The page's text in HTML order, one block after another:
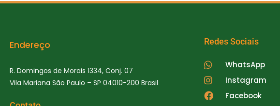
Endereço
R. Domingos de Morais 1334, Conj. 07
Vila Mariana São Paulo – SP 04010-200 Brasil
Redes Sociais
WhatsApp
Instagram
Facebook